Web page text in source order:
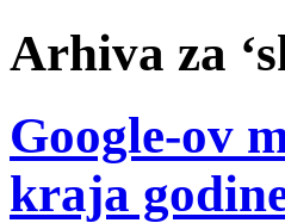
Arhiva za
Google-ov
kraja